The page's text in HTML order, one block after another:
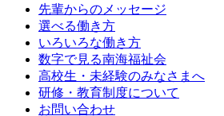
先輩からのメッセージ
選べる働き方
いろいろな働き方
数字で見る南海福祉会
高校生・未経験のみなさまへ
研修・教育制度について
お問い合わせ